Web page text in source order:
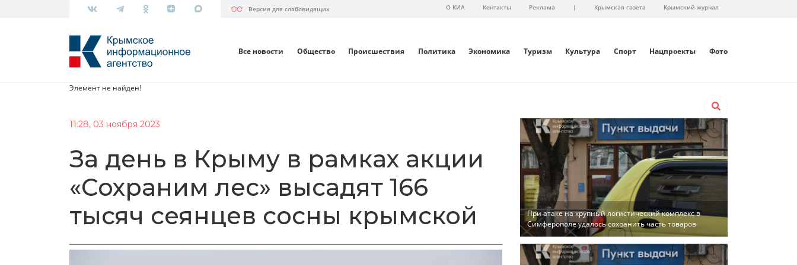
Версия для слабовидящих О КИА Контакты Реклама | Крымская газета Крымский журнал
Все новости Общество Происшествия Политика Экономика Туризм Культура Спорт Нацпроекты Фото
Элемент не найден!
11:28, 03 ноября 2023
За день в Крыму в рамках акции
«Сохраним лес» высадят 166
тысяч сеянцев сосны крымской
При атаке на крупный логистический комплекс в
Симферополе удалось сохранить часть товаров